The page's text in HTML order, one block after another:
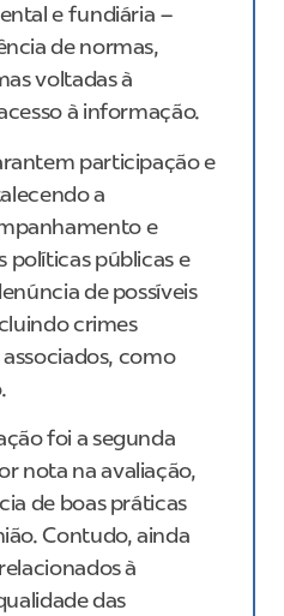
e fundiária –
de normas,
voltadas à
à informação.
participação e
a
e
públicas e
de possíveis
crimes
como
foi a segunda
nota na avaliação,
de boas práticas
Contudo, ainda
à
das